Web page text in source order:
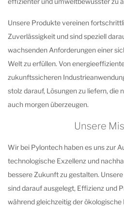
Unsere Produkte vereinen
Zuverlässigkeit und sind speziell
wachsenden Anforderungen einer
Welt zu erfüllen. Von
zukunftssicheren
stolz darauf, Lösungen zu liefern, die
auch morgen überzeugen.
Unsere
Wir bei Pylontech haben es uns zur
technologische Exzellenz und
bessere Zukunft zu gestalten.
sind darauf ausgelegt, Effizienz und
während gleichzeitig der